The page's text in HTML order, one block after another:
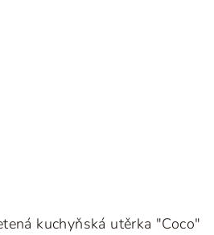
kuchyňská utěrka "Coco"